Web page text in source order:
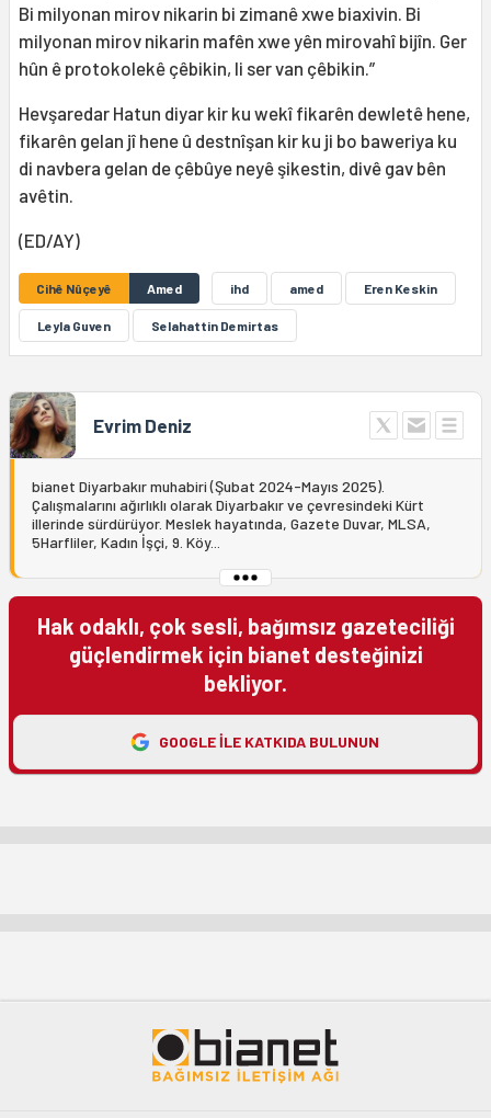
Bi milyonan mirov nikarin bi zimanê xwe biaxivin. Bi
milyonan mirov nikarin mafên xwe yên mirovahî bijîn. Ger
hûn ê protokolekê çêbikin, li ser van çêbikin.”
Hevşaredar Hatun diyar kir ku wekî fikarên dewletê hene,
fikarên gelan jî hene û destnîşan kir ku ji bo baweriya ku
di navbera gelan de çêbûye neyê şikestin, divê gav bên
avêtin.
(ED/AY)
Cihê Nûçeyê Amed ihd amed Eren Keskin
Leyla Guven Selahattin Demirtas
Evrim Deniz
bianet Diyarbakır muhabiri (Şubat 2024-Mayıs 2025).
Çalışmalarını ağırlıklı olarak Diyarbakır ve çevresindeki Kürt
illerinde sürdürüyor. Meslek hayatında, Gazete Duvar, MLSA,
5Harfliler, Kadın İşçi, 9. Köy...
Hak odaklı, çok sesli, bağımsız gazeteciliği
güçlendirmek için bianet desteğinizi
bekliyor.
GOOGLE ILE KATKIDA BULUNUN